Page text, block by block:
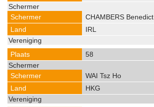
CHAMBERS Benedict
IRL
58
WAI Tsz Ho
HKG